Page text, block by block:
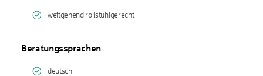
weitgehend rollstuhlgerecht
Beratungssprachen
deutsch